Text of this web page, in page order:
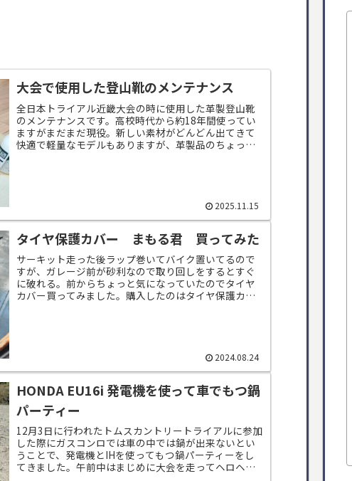
大会で使用した登山靴のメンテナンス
全日本トライアル近畿大会の時に使用した革製登山靴
のメンテナンスです。高校時代から約18年間使ってい
ますがまだまだ現役。新しい素材がどんどん出てきて
快適で軽量なモデルもありますが、革製品のちょっと
2025.11.15
タイヤ保護カバー まもる君 買ってみた
サーキット走った後ラップ巻いてバイク置いてるので
すが、ガレージ前が砂利なので取り回しをするとすぐ
に破れる。前からちょっと気になっていたのでタイヤ
カバー買ってみました。購入したのはタイヤ保護カバ
2024.08.24
HONDA EU16i 発電機を使って車でもつ鍋
パーティー
12月3日に行われたトムスカントリートライアルに参加
した際にガスコンロでは車の中では鍋が出来ないとい
うことで、発電機とIHを使ってもつ鍋パーティーをし
てきました。午前中はまじめに大会を走ってヘロヘロ